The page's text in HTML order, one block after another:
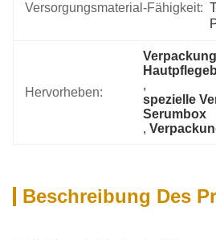
Versorgungsmaterial-Fähigkeit:
Hervorheben:
,
spezielle
Serumbox
,
Beschreibung Des